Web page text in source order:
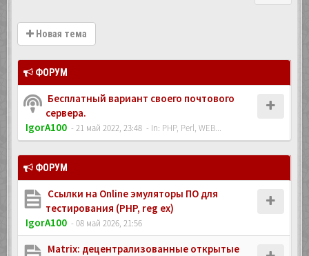
Новая тема
ФОРУМ
Бесплатный вариант своего почтового
сервера.
IgorA100 - 21 май 2022, 23:48 - In: PHP, Perl, WEB...
ФОРУМ
Ссылки на Online эмуляторы ПО для
тестирования (PHP, reg ex)
IgorA100 - 08 май 2026, 21:56
Matrix: децентрализованные открытые